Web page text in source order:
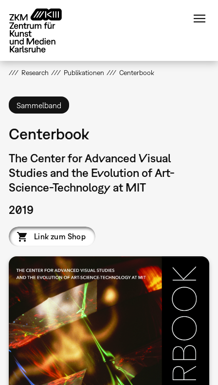
zum
Inhalt
Research Publikationen Centerbook
Sammelband
Centerbook
The Center for Advanced Visual
Studies and the Evolution of Art-
Science-Technology at MIT
2019
Link zum Shop